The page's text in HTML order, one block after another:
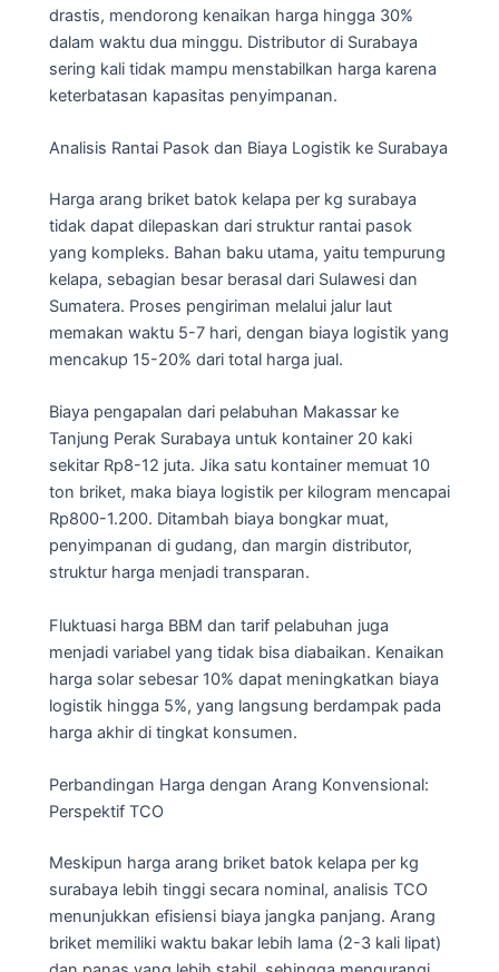
drastis, mendorong kenaikan harga hingga 30%
dalam waktu dua minggu. Distributor di Surabaya
sering kali tidak mampu menstabilkan harga karena
keterbatasan kapasitas penyimpanan.
Analisis Rantai Pasok dan Biaya Logistik ke Surabaya
Harga arang briket batok kelapa per kg surabaya
tidak dapat dilepaskan dari struktur rantai pasok
yang kompleks. Bahan baku utama, yaitu tempurung
kelapa, sebagian besar berasal dari Sulawesi dan
Sumatera. Proses pengiriman melalui jalur laut
memakan waktu 5-7 hari, dengan biaya logistik yang
mencakup 15-20% dari total harga jual.
Biaya pengapalan dari pelabuhan Makassar ke
Tanjung Perak Surabaya untuk kontainer 20 kaki
sekitar Rp8-12 juta. Jika satu kontainer memuat 10
ton briket, maka biaya logistik per kilogram mencapai
Rp800-1.200. Ditambah biaya bongkar muat,
penyimpanan di gudang, dan margin distributor,
struktur harga menjadi transparan.
Fluktuasi harga BBM dan tarif pelabuhan juga
menjadi variabel yang tidak bisa diabaikan. Kenaikan
harga solar sebesar 10% dapat meningkatkan biaya
logistik hingga 5%, yang langsung berdampak pada
harga akhir di tingkat konsumen.
Perbandingan Harga dengan Arang Konvensional:
Perspektif TCO
Meskipun harga arang briket batok kelapa per kg
surabaya lebih tinggi secara nominal, analisis TCO
menunjukkan efisiensi biaya jangka panjang. Arang
briket memiliki waktu bakar lebih lama (2-3 kali lipat)